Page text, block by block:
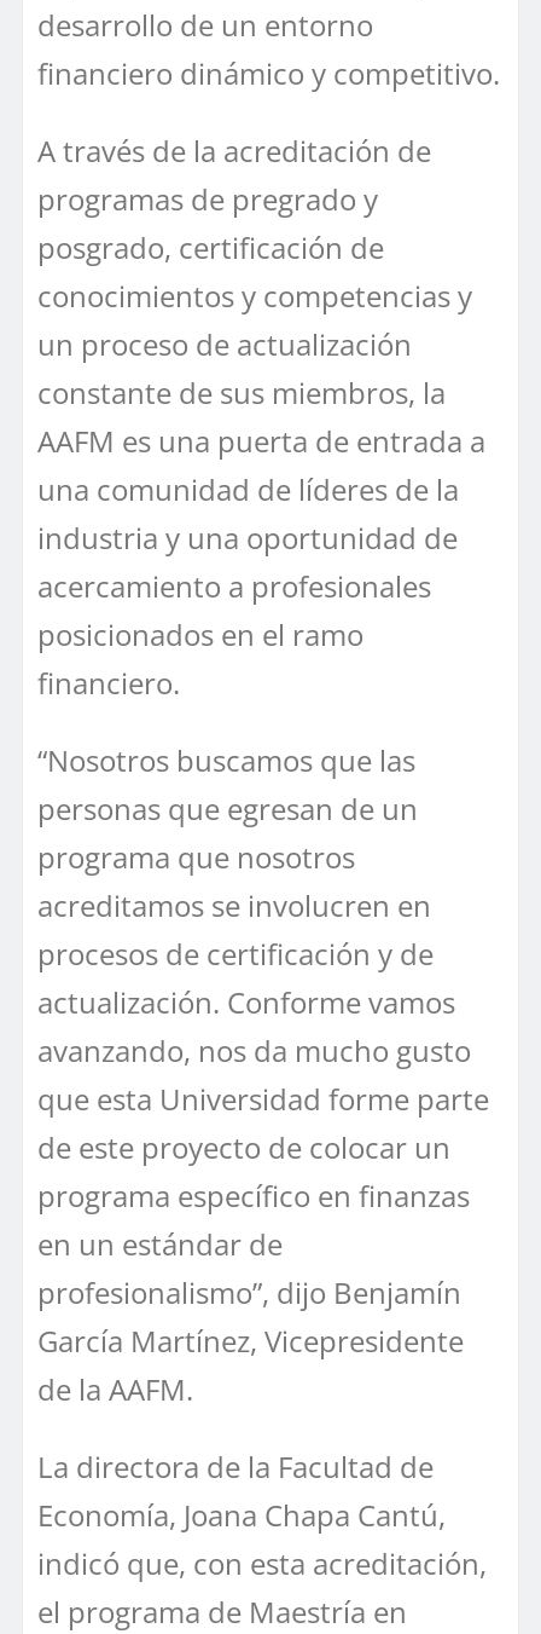
desarrollo de un entorno
financiero dinámico y competitivo.
A través de la acreditación de
programas de pregrado y
posgrado, certificación de
conocimientos y competencias y
un proceso de actualización
constante de sus miembros, la
AAFM es una puerta de entrada a
una comunidad de líderes de la
industria y una oportunidad de
acercamiento a profesionales
posicionados en el ramo
financiero.
“Nosotros buscamos que las
personas que egresan de un
programa que nosotros
acreditamos se involucren en
procesos de certificación y de
actualización. Conforme vamos
avanzando, nos da mucho gusto
que esta Universidad forme parte
de este proyecto de colocar un
programa específico en finanzas
en un estándar de
profesionalismo”, dijo Benjamín
García Martínez, Vicepresidente
de la AAFM.
La directora de la Facultad de
Economía, Joana Chapa Cantú,
indicó que, con esta acreditación,
el programa de Maestría en